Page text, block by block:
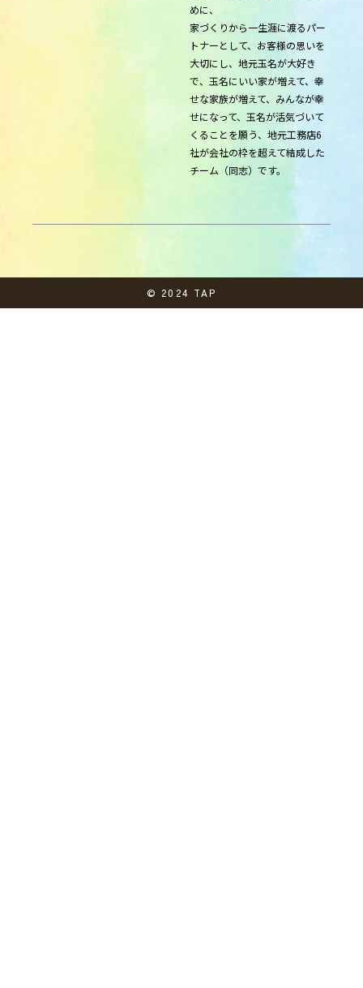
めに、
家づくりから一生涯に渡るパー
トナーとして、お客様の思いを
大切にし、地元玉名が大好き
で、玉名にいい家が増えて、幸
せな家族が増えて、みんなが幸
せになって、玉名が活気づいて
くることを願う、地元工務店6
社が会社の枠を超えて結成した
チーム（同志）です。
© 2024 TAP